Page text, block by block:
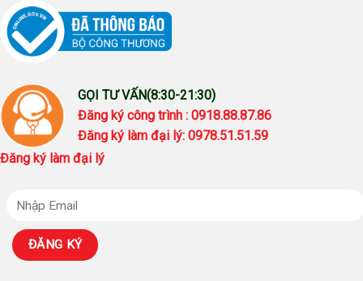
GỌI TƯ VẤN(8:30-21:30)
Đăng ký công trình : 0918.88.87.86
Đăng ký làm đại lý: 0978.51.51.59
Đăng ký làm đại lý